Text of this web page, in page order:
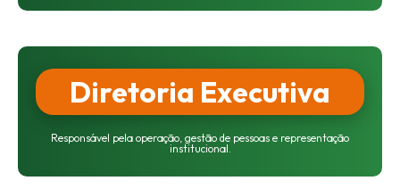
Diretoria Executiva
Responsável pela operação, gestão de pessoas e representação
institucional.